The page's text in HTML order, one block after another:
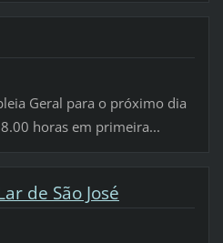
Geral para o próximo dia
horas em primeira...
de São José